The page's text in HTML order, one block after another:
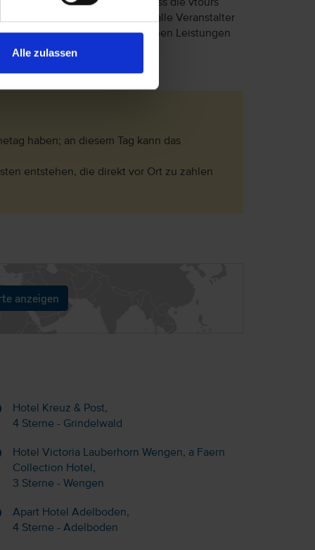
Alle zulassen
Bitte beachten Sie, dass die vtours
dass in Einzelfällen nicht alle Veranstalter
in den beschriebenen Leistungen
haben; an diesem Tag kann das
entstehen, die direkt vor Ort zu zahlen
anzeigen
Hotel Kreuz & Post,
4 Sterne - Grindelwald
Hotel Victoria Lauberhorn Wengen, a Faern
Collection Hotel,
3 Sterne - Wengen
Apart Hotel Adelboden,
4 Sterne - Adelboden